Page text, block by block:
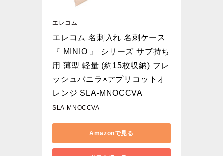
エレコム
エレコム 名刺入れ 名刺ケース
『 MINIO 』 シリーズ サブ持ち
用 薄型 軽量 (約15枚収納) フレ
ッシュバニラ×アプリコットオ
レンジ SLA-MNOCCVA
SLA-MNOCCVA
Amazonで見る